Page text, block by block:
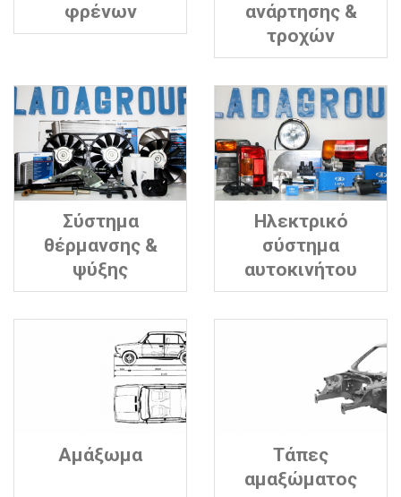
φρένων
ανάρτησης &
τροχών
Σύστημα
θέρμανσης &
ψύξης
Ηλεκτρικό
σύστημα
αυτοκινήτου
Αμάξωμα
Τάπες
αμαξώματος